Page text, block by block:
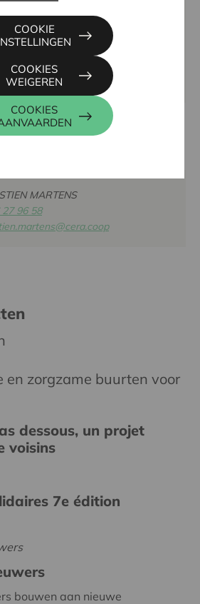
311, 3010
drukkerij.be
MARTENS
27 96 58
en zorgzame buurten voor
dessous, un projet
voisins
7e édition
bouwen aan nieuwe
COOKIES
COOKIES
WEIGEREN
COOKIE